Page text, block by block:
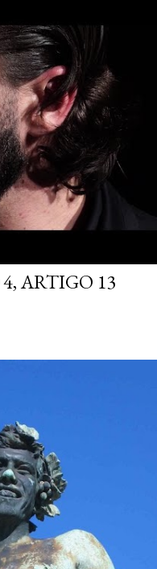
ARTIGO 13